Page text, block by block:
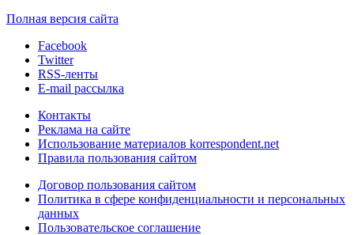
Полная версия сайта
Facebook
Twitter
RSS-ленты
E-mail рассылка
Контакты
Реклама на сайте
Использование материалов korrespondent.net
Правила пользования сайтом
Договор пользования сайтом
Политика в сфере конфиденциальности и персональных
данных
Пользовательское соглашение